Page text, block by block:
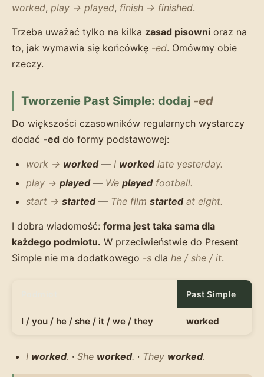
worked, play → played, finish → finished.
Trzeba uważać tylko na kilka zasad pisowni oraz na
to, jak wymawia się końcówkę -ed. Omówmy obie
rzeczy.
Tworzenie Past Simple: dodaj -ed
Do większości czasowników regularnych wystarczy
dodać -ed do formy podstawowej:
work → worked— I workedlate yesterday.
play → played— We playedfootball.
start → started— The film startedat eight.
I dobra wiadomość: forma jest taka sama dla
każdego podmiotu. W przeciwieństwie do Present
Simple nie ma dodatkowego -s dla he / she / it.
Past Simple
I / you / he / she / it / we / they worked
I worked. · She worked. · They worked.